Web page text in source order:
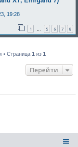
19:28
1 … 5 6 7 8
• Страница 1 из 1
Перейти